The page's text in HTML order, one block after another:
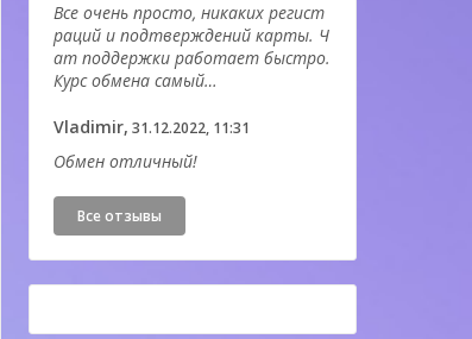
Все очень просто, никаких регист
раций и подтверждений карты. Ч
ат поддержки работает быстро.
Курс обмена самый…
Vladimir, 31.12.2022, 11:31
Обмен отличный!
Все отзывы